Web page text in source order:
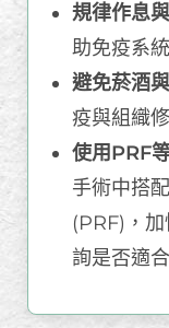
規律作息
助免疫系
避免菸酒
疫與組織
使用PRF
手術中搭
(PRF)，
詢是否適合